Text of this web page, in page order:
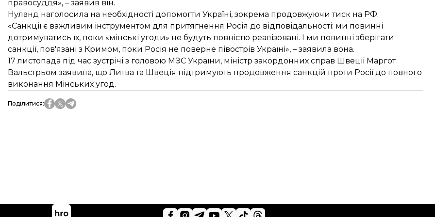
правосуддя», – заявив він.
Нуланд наголосила на необхідності допомогти Україні, зокрема продовжуючи тиск на РФ.
«Санкції є важливим інструментом для притягнення Росія до відповідальності: ми повинні
дотримуватись їх, поки «мінські угоди» не будуть повністю реалізовані. І ми повинні зберігати
санкції, пов'язані з Кримом, поки Росія не поверне півострів Україні», – заявила вона.
17 листопада під час зустрічі з головою МЗС України, міністр закордонних справ Швеції Маргот
Вальстрьом заявила, що Литва та Швеція підтримують продовження санкцій проти Росії до повного
виконання Мінських угод.
Поділитися: